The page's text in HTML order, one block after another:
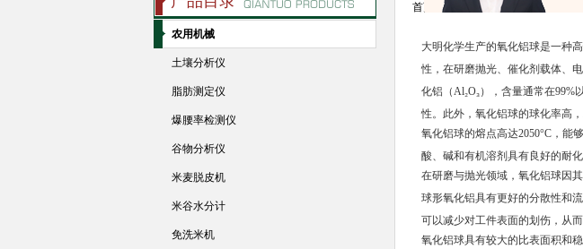
首页 >>> 技术文章
大明化学生产的氧化铝球是一种
性，在研磨抛光、催化剂载体、
化铝（Al₂O₃），含量通常在99%
性。此外，氧化铝球的球化率高
氧化铝球的熔点高达2050°C，能
酸、碱和有机溶剂具有良好的耐
在研磨与抛光领域，氧化铝球因
球形氧化铝具有更好的分散性和
可以减少对工件表面的划伤，从
氧化铝球具有较大的比表面积和
农用机械
土壤分析仪
脂肪测定仪
爆腰率检测仪
谷物分析仪
米麦脱皮机
米谷水分计
免洗米机